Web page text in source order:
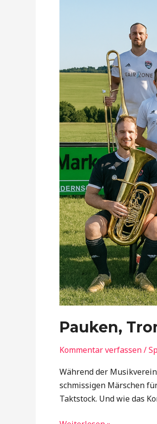
Pauken,
Kommentar verfassen/
Während der
schmissigen Märschen
Taktstock. Und wie das